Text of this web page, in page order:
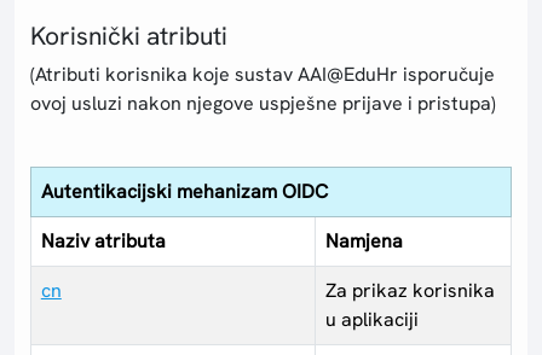
Korisnički atributi
(Atributi korisnika koje sustav AAI@EduHr isporučuje
ovoj usluzi nakon njegove uspješne prijave i pristupa)
Autentikacijski mehanizam OIDC
Naziv atributa
Namjena
cn
Za prikaz korisnika
u aplikaciji